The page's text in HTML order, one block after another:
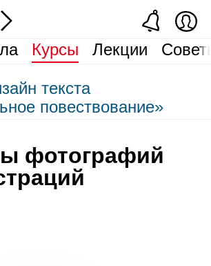
Курсы Лекции
текста
повествование»
фотографий